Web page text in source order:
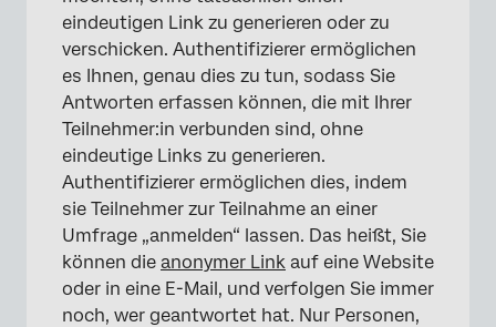
eindeutigen Link zu generieren oder zu
verschicken. Authentifizierer ermöglichen
es Ihnen, genau dies zu tun, sodass Sie
Antworten erfassen können, die mit Ihrer
Teilnehmer:in verbunden sind, ohne
eindeutige Links zu generieren.
Authentifizierer ermöglichen dies, indem
sie Teilnehmer zur Teilnahme an einer
Umfrage „anmelden“ lassen. Das heißt, Sie
können die anonymer Link auf eine Website
oder in eine E-Mail, und verfolgen Sie immer
noch, wer geantwortet hat. Nur Personen,